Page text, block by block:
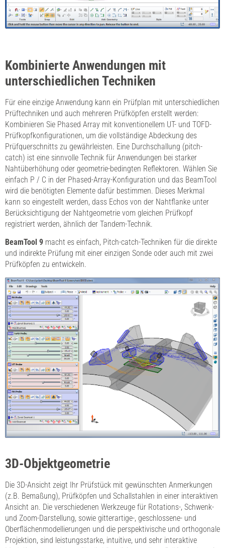
Kombinierte Anwendungen mit
unterschiedlichen Techniken
Für eine einzige Anwendung kann ein Prüfplan mit unterschiedlichen
Prüftechniken und auch mehreren Prüfköpfen erstellt werden:
Kombinieren Sie Phased Array mit konventionellem UT- und TOFD-
Prüfkopfkonfigurationen, um die vollständige Abdeckung des
Prüfquerschnitts zu gewährleisten. Eine Durchschallung (pitch-
catch) ist eine sinnvolle Technik für Anwendungen bei starker
Nahtüberhöhung oder geometrie-bedingten Reflektoren. Wählen Sie
einfach P / C in der Phased-Array-Konfiguration und das BeamTool
wird die benötigten Elemente dafür bestimmen. Dieses Merkmal
kann so eingestellt werden, dass Echos von der Nahtflanke unter
Berücksichtigung der Nahtgeometrie vom gleichen Prüfkopf
registriert werden, ähnlich der Tandem-Technik.
BeamTool 9 macht es einfach, Pitch-catch-Techniken für die direkte
und indirekte Prüfung mit einer einzigen Sonde oder auch mit zwei
Prüfköpfen zu entwickeln.
3D-Objektgeometrie
Die 3D-Ansicht zeigt Ihr Prüfstück mit gewünschten Anmerkungen
(z.B. Bemaßung), Prüfköpfen und Schallstahlen in einer interaktiven
Ansicht an. Die verschiedenen Werkzeuge für Rotations-, Schwenk-
und Zoom-Darstellung, sowie gitterartige-, geschlossene- und
Oberflächenmodellierungen und die perspektivische und orthogonale
Projektion, sind leistungsstarke, intuitive, und sehr interaktive